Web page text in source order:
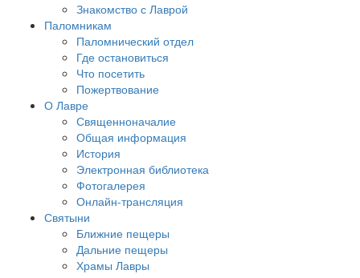
Знакомство с Лаврой
Паломникам
Паломнический отдел
Где остановиться
Что посетить
Пожертвование
О Лавре
Священноначалие
Общая информация
История
Электронная библиотека
Фотогалерея
Онлайн-трансляция
Святыни
Ближние пещеры
Дальние пещеры
Храмы Лавры